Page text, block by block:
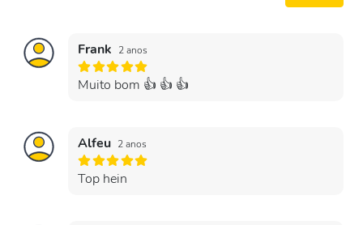
Frank 2 anos
Muito bom 👍 👍 👍
Alfeu 2 anos
Top hein